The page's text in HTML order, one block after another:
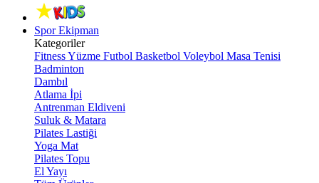
Spor Ekipman
Kategoriler
FitnessYüzme Futbol Basketbol Voleybol Masa Tenisi
Badminton
Dambıl
Atlama İpi
Antrenman Eldiveni
Suluk & Matara
Pilates Lastiği
Yoga Mat
Pilates Topu
El Yayı